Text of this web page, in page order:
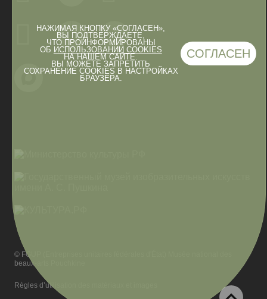
НАЖИМАЯ КНОПКУ «СОГЛАСЕН»,
ВЫ ПОДТВЕРЖДАЕТЕ,
ЧТО ПРОИНФОРМИРОВАНЫ
ОБ ИСПОЛЬЗОВАНИИ COOKIES
НА НАШЕМ САЙТЕ.
ВЫ МОЖЕТЕ ЗАПРЕТИТЬ
СОХРАНЕНИЕ COOKIES В НАСТРОЙКАХ
БРАУЗЕРА.
СОГЛАСЕН
© FGUP (Entreprises unitaires fédérales d'État) Musée national des
beaux-arts Pouchkine
Règles d’utilisation des matériaux et images